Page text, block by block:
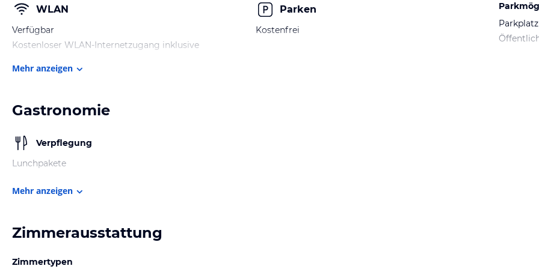
WLAN
Verfügbar
Kostenloser WLAN-Internetzugang inklusive
Parken
Kostenfrei
Parkplatz
Mehr anzeigen
Gastronomie
Verpflegung
Lunchpakete
Mehr anzeigen
Zimmerausstattung
Zimmertypen